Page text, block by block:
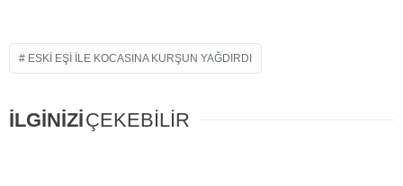
ESKI EŞI İLE KOCASINA KURŞUN YAĞDIRDI
İLGİNİZİÇEKEBİLİR